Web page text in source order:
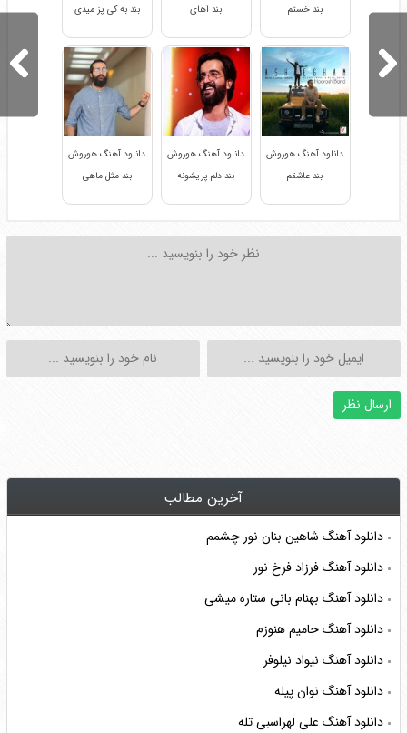
بند خستم بند آهای بند به کی پز میدی
دانلود آهنگ هوروش
بند عاشقم
دانلود آهنگ هوروش
بند دلم پریشونه
دانلود آهنگ هوروش
بند مثل ماهی
آخرین مطالب
دانلود آهنگ شاهین بنان نور چشمم
دانلود آهنگ فرزاد فرخ نور
دانلود آهنگ بهنام بانی ستاره میشی
دانلود آهنگ حامیم هنوزم
دانلود آهنگ نیواد نیلوفر
دانلود آهنگ نوان پیله
دانلود آهنگ علی لهراسبی تله